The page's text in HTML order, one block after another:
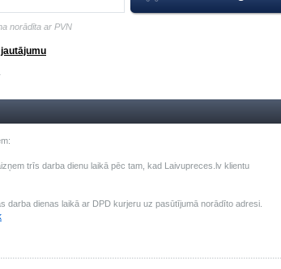
norādīta ar PVN
trīs darba dienu laikā pēc tam, kad Laivupreces.lv klientu
dienas laikā ar DPD kurjeru uz pasūtījumā norādīto adresi.